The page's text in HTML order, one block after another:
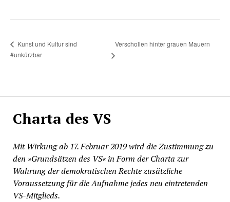
Charta des VS
Mit Wirkung ab 17. Februar 2019 wird die Zustimmung zu
den »Grundsätzen des VS« in Form der Charta zur
Wahrung der demokratischen Rechte zusätzliche
Voraussetzung für die Aufnahme jedes neu eintretenden
VS-Mitglieds.
Kunst und Kultur sind
#unkürzbar
Verschollen hinter grauen Mauern